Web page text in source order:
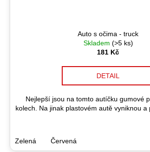
Auto s očima - truck
Skladem (>5 ks)
181 Kč
DETAIL
Nejlepší jsou na tomto autíčku gumové
kolech. Na jinak plastovém autě vyniknou a
Zelená Červená